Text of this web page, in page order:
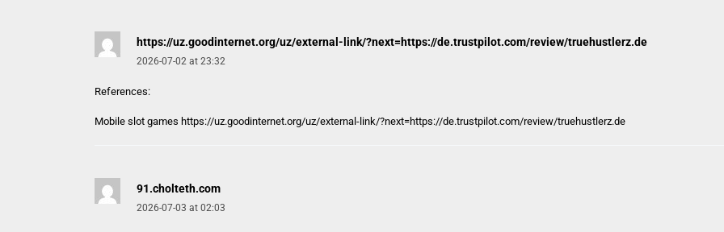
https://uz.goodinternet.org/uz/external-link/?next=https://de.trustpilot.com/review/truehustlerz.de
2026-07-02 at 23:32
References:
Mobile slot games https://uz.goodinternet.org/uz/external-link/?next=https://de.trustpilot.com/review/truehustlerz.de
91.cholteth.com
2026-07-03 at 02:03